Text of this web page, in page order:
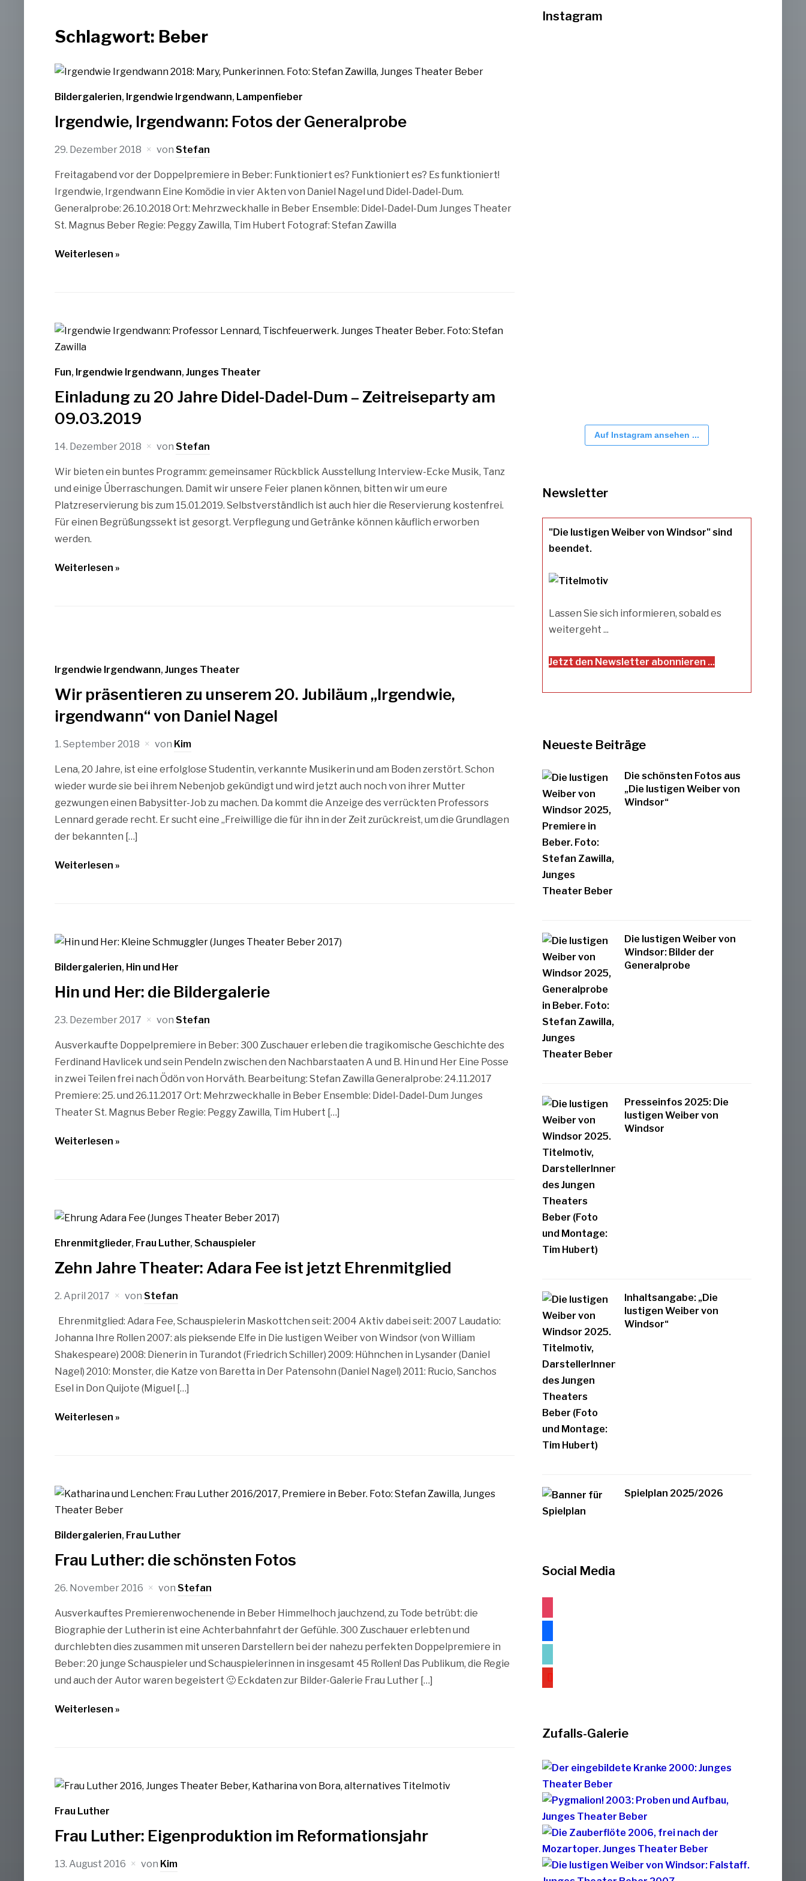
Schlagwort: Beber
Bildergalerien, Irgendwie Irgendwann, Lampenfieber
Irgendwie, Irgendwann: Fotos der Generalprobe
29. Dezember 2018 von Stefan
Freitagabend vor der Doppelpremiere in Beber: Funktioniert es? Funktioniert es? Es funktioniert!
Irgendwie, Irgendwann Eine Komödie in vier Akten von Daniel Nagel und Didel-Dadel-Dum.
Generalprobe: 26.10.2018 Ort: Mehrzweckhalle in Beber Ensemble: Didel-Dadel-Dum Junges Theater
St. Magnus Beber Regie: Peggy Zawilla, Tim Hubert Fotograf: Stefan Zawilla
Weiterlesen »
Fun, Irgendwie Irgendwann, Junges Theater
Einladung zu 20 Jahre Didel-Dadel-Dum – Zeitreiseparty am
09.03.2019
14. Dezember 2018 von Stefan
Wir bieten ein buntes Programm: gemeinsamer Rückblick Ausstellung Interview-Ecke Musik, Tanz
und einige Überraschungen. Damit wir unsere Feier planen können, bitten wir um eure
Platzreservierung bis zum 15.01.2019. Selbstverständlich ist auch hier die Reservierung kostenfrei.
Für einen Begrüßungssekt ist gesorgt. Verpflegung und Getränke können käuflich erworben
werden.
Weiterlesen »
Irgendwie Irgendwann, Junges Theater
Wir präsentieren zu unserem 20. Jubiläum „Irgendwie,
irgendwann“ von Daniel Nagel
1. September 2018 von Kim
Lena, 20 Jahre, ist eine erfolglose Studentin, verkannte Musikerin und am Boden zerstört. Schon
wieder wurde sie bei ihrem Nebenjob gekündigt und wird jetzt auch noch von ihrer Mutter
gezwungen einen Babysitter-Job zu machen. Da kommt die Anzeige des verrückten Professors
Lennard gerade recht. Er sucht eine „Freiwillige die für ihn in der Zeit zurückreist, um die Grundlagen
der bekannten […]
Weiterlesen »
Bildergalerien, Hin und Her
Hin und Her: die Bildergalerie
23. Dezember 2017 von Stefan
Ausverkaufte Doppelpremiere in Beber: 300 Zuschauer erleben die tragikomische Geschichte des
Ferdinand Havlicek und sein Pendeln zwischen den Nachbarstaaten A und B. Hin und Her Eine Posse
in zwei Teilen frei nach Ödön von Horváth. Bearbeitung: Stefan Zawilla Generalprobe: 24.11.2017
Premiere: 25. und 26.11.2017 Ort: Mehrzweckhalle in Beber Ensemble: Didel-Dadel-Dum Junges
Theater St. Magnus Beber Regie: Peggy Zawilla, Tim Hubert […]
Weiterlesen »
Ehrenmitglieder, Frau Luther, Schauspieler
Zehn Jahre Theater: Adara Fee ist jetzt Ehrenmitglied
2. April 2017 von Stefan
Ehrenmitglied: Adara Fee, Schauspielerin Maskottchen seit: 2004 Aktiv dabei seit: 2007 Laudatio:
Johanna Ihre Rollen 2007: als pieksende Elfe in Die lustigen Weiber von Windsor (von William
Shakespeare) 2008: Dienerin in Turandot (Friedrich Schiller) 2009: Hühnchen in Lysander (Daniel
Nagel) 2010: Monster, die Katze von Baretta in Der Patensohn (Daniel Nagel) 2011: Rucio, Sanchos
Esel in Don Quijote (Miguel […]
Weiterlesen »
Bildergalerien, Frau Luther
Frau Luther: die schönsten Fotos
26. November 2016 von Stefan
Ausverkauftes Premierenwochenende in Beber Himmelhoch jauchzend, zu Tode betrübt: die
Biographie der Lutherin ist eine Achterbahnfahrt der Gefühle. 300 Zuschauer erlebten und
durchlebten dies zusammen mit unseren Darstellern bei der nahezu perfekten Doppelpremiere in
Beber: 20 junge Schauspieler und Schauspielerinnen in insgesamt 45 Rollen! Das Publikum, die Regie
und auch der Autor waren begeistert 🙂 Eckdaten zur Bilder-Galerie Frau Luther […]
Weiterlesen »
Frau Luther
Frau Luther: Eigenproduktion im Reformationsjahr
13. August 2016 von Kim
Instagram
Auf Instagram ansehen ...
Newsletter
"Die lustigen Weiber von Windsor" sind
beendet.
Lassen Sie sich informieren, sobald es
weitergeht ...
Jetzt den Newsletter abonnieren ...
Neueste Beiträge
Die schönsten Fotos aus
„Die lustigen Weiber von
Windsor“
Die lustigen Weiber von
Windsor: Bilder der
Generalprobe
Presseinfos 2025: Die
lustigen Weiber von
Windsor
Inhaltsangabe: „Die
lustigen Weiber von
Windsor“
Spielplan 2025/2026
Social Media
youtube
Zufalls-Galerie